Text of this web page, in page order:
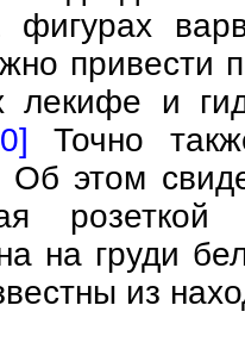
привести
лекифе и
Точно
Об этом
на груди
из